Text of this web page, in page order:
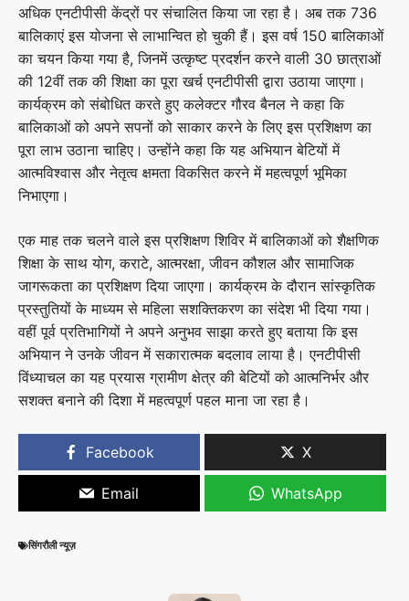
अधिक एनटीपीसी केंद्रों पर संचालित किया जा रहा है। अब तक 736
बालिकाएं इस योजना से लाभान्वित हो चुकी हैं। इस वर्ष 150 बालिकाओं
का चयन किया गया है, जिनमें उत्कृष्ट प्रदर्शन करने वाली 30 छात्राओं
की 12वीं तक की शिक्षा का पूरा खर्च एनटीपीसी द्वारा उठाया जाएगा।
कार्यक्रम को संबोधित करते हुए कलेक्टर गौरव बैनल ने कहा कि
बालिकाओं को अपने सपनों को साकार करने के लिए इस प्रशिक्षण का
पूरा लाभ उठाना चाहिए। उन्होंने कहा कि यह अभियान बेटियों में
आत्मविश्वास और नेतृत्व क्षमता विकसित करने में महत्वपूर्ण भूमिका
निभाएगा।
एक माह तक चलने वाले इस प्रशिक्षण शिविर में बालिकाओं को शैक्षणिक
शिक्षा के साथ योग, कराटे, आत्मरक्षा, जीवन कौशल और सामाजिक
जागरूकता का प्रशिक्षण दिया जाएगा। कार्यक्रम के दौरान सांस्कृतिक
प्रस्तुतियों के माध्यम से महिला सशक्तिकरण का संदेश भी दिया गया।
वहीं पूर्व प्रतिभागियों ने अपने अनुभव साझा करते हुए बताया कि इस
अभियान ने उनके जीवन में सकारात्मक बदलाव लाया है। एनटीपीसी
विंध्याचल का यह प्रयास ग्रामीण क्षेत्र की बेटियों को आत्मनिर्भर और
सशक्त बनाने की दिशा में महत्वपूर्ण पहल माना जा रहा है।
Facebook X
Email WhatsApp
सिंगरौली न्यूज़